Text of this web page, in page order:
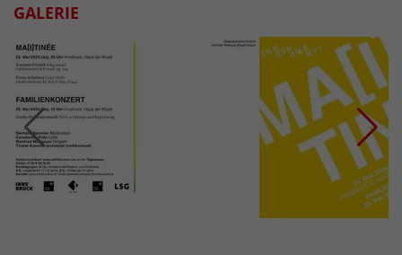
GALERIE